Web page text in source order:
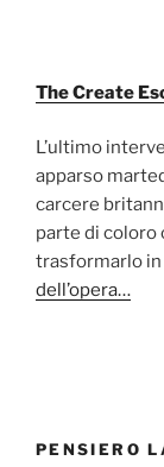
The Create
L’ultimo
apparso
carcere
parte di coloro
trasformarlo
dell’opera…
PENSIERO